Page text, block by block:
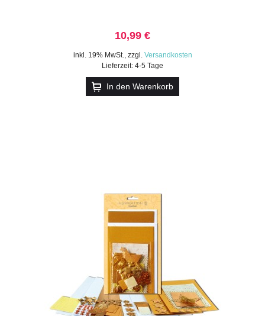
10,99 €
inkl. 19% MwSt., zzgl. Versandkosten
Lieferzeit: 4-5 Tage
In den Warenkorb